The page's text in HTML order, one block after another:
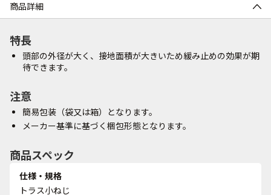
商品詳細
特長
頭部の外径が大く、接地面積が大きいため緩み止めの効果が期
待できます。
注意
簡易包装（袋又は箱）となります。
メーカー基準に基づく梱包形態となります。
商品スペック
仕様・規格
トラス小ねじ